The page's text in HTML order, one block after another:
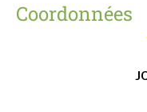
Coordonnées